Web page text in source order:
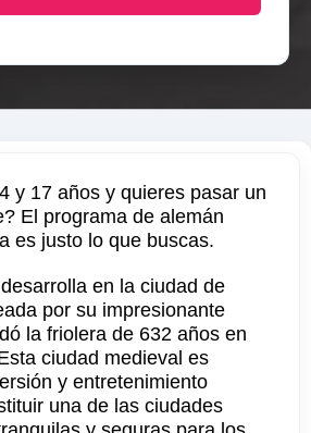
y 17 años y quieres pasar un
El programa de alemán
es justo lo que buscas.
en la ciudad de
por su impresionante
la friolera de 632 años en
ciudad medieval es
y entretenimiento
una de las ciudades